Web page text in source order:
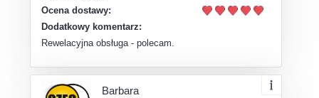
Ocena dostawy:
Dodatkowy komentarz:
Rewelacyjna obsługa - polecam.
Barbara